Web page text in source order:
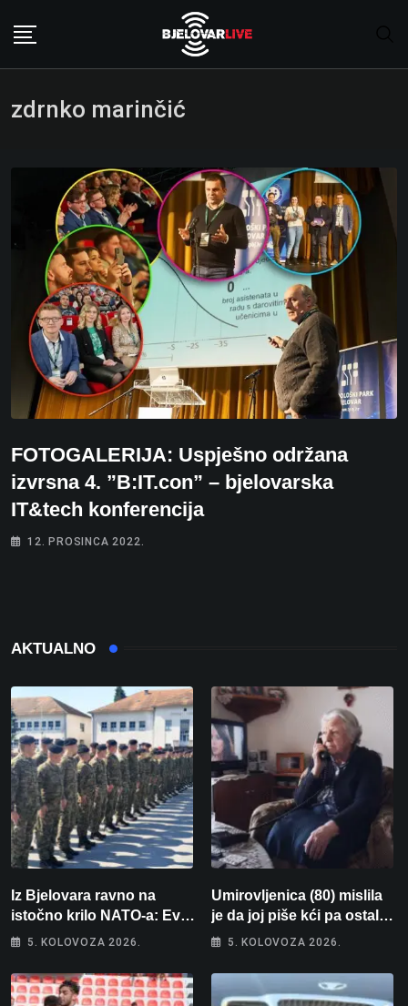
zdrnko marinčić
FOTOGALERIJA: Uspješno održana
izvrsna 4. ”B:IT.con” – bjelovarska
IT&tech konferencija
12. PROSINCA 2022.
AKTUALNO
Iz Bjelovara ravno na
istočno krilo NATO-a: Evo
kamo odlazi 82 hrvatska
5. KOLOVOZA 2026.
Umirovljenica (80) mislila
je da joj piše kći pa ostala
bez 1000 eura
5. KOLOVOZA 2026.